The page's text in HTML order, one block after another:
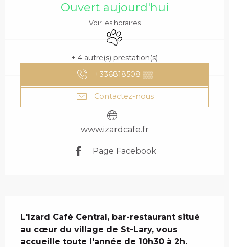
Ouvert aujourd'hui
Voir les horaires
Animaux acceptés
+ 4 autre(s) prestation(s)
+336818508 ▒▒
Contactez-nous
www.izardcafe.fr
Page Facebook
L'Izard Café Central, bar-restaurant situé
au cœur du village de St-Lary, vous
accueille toute l'année de 10h30 à 2h.